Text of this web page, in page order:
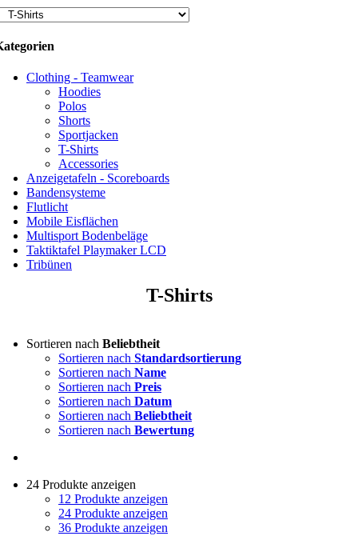
Clothing - Teamwear
Hoodies
Polos
Shorts
Sportjacken
T-Shirts
Accessories
Anzeigetafeln - Scoreboards
Bandensysteme
Flutlicht
Mobile Eisflächen
Multisport Bodenbeläge
Taktiktafel Playmaker LCD
Tribünen
T-Shirts
Sortieren nach Beliebtheit
Sortieren nach Standardsortierung
Sortieren nach Name
Sortieren nach Preis
Sortieren nach Datum
Sortieren nach Beliebtheit
Sortieren nach Bewertung
24 Produkte anzeigen
12 Produkte anzeigen
24 Produkte anzeigen
36 Produkte anzeigen